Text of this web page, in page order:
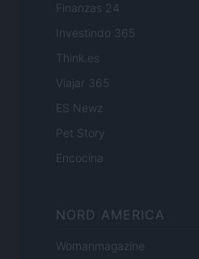
Finanzas 24
Investindo 365
Think.es
Viajar 365
ES Newz
Pet Story
Encocina
NORD AMERICA
Womanmagazine